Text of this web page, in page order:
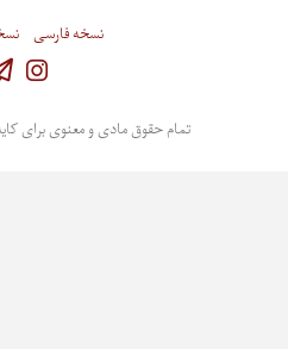
نسخه فارسی
تمام حقوق مادی و معنوی برای